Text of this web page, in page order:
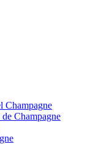
Champagne
Champagne